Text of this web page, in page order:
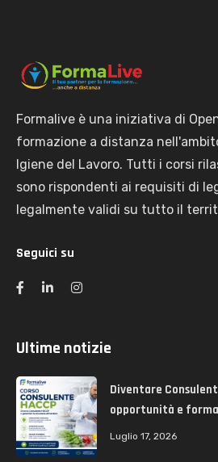
Formalive è una iniziativa di
formazione a distanza
Igiene del Lavoro. Tutti i corsi
sono rispondenti ai requisiti di
legalmente validi su tutto il
Seguici su
Ultime notizie
Diventare
opportunità e
Luglio 17, 2026